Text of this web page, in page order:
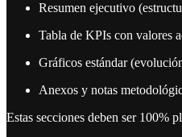
Resumen ejecutivo
Tabla de KPIs con valores
Gráficos estándar
Anexos y notas
Estas secciones deben ser 100%